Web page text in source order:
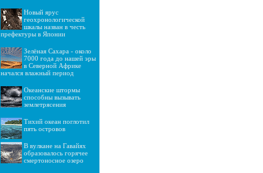
Новый ярус
геохронологической
шкалы назван в честь
префектуры в Японии
Зелёная Сахара - около
7000 года до нашей эры
в Северной Африке
начался влажный период
Океанские штормы
способны вызывать
землетрясения
Тихий океан поглотил
пять островов
В вулкане на Гавайях
образовалось горячее
смертоносное озеро